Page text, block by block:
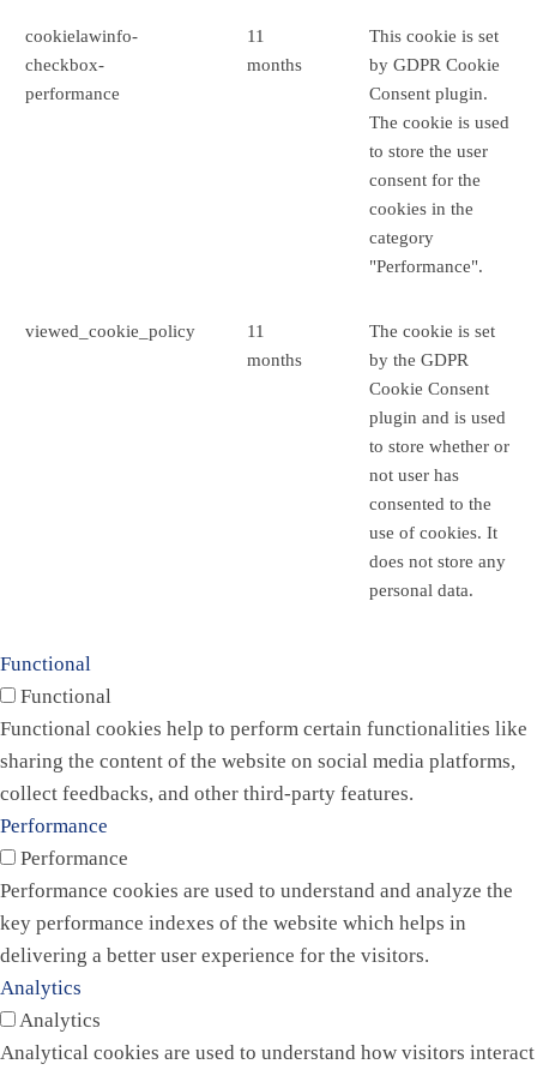
cookielawinfo-
checkbox-
performance
11
months
This cookie is set
by GDPR Cookie
Consent plugin.
The cookie is used
to store the user
consent for the
cookies in the
category
"Performance".
viewed_cookie_policy
11
months
The cookie is set
by the GDPR
Cookie Consent
plugin and is used
to store whether or
not user has
consented to the
use of cookies. It
does not store any
personal data.
Functional
Functional
Functional cookies help to perform certain functionalities like
sharing the content of the website on social media platforms,
collect feedbacks, and other third-party features.
Performance
Performance
Performance cookies are used to understand and analyze the
key performance indexes of the website which helps in
delivering a better user experience for the visitors.
Analytics
Analytics
Analytical cookies are used to understand how visitors interact